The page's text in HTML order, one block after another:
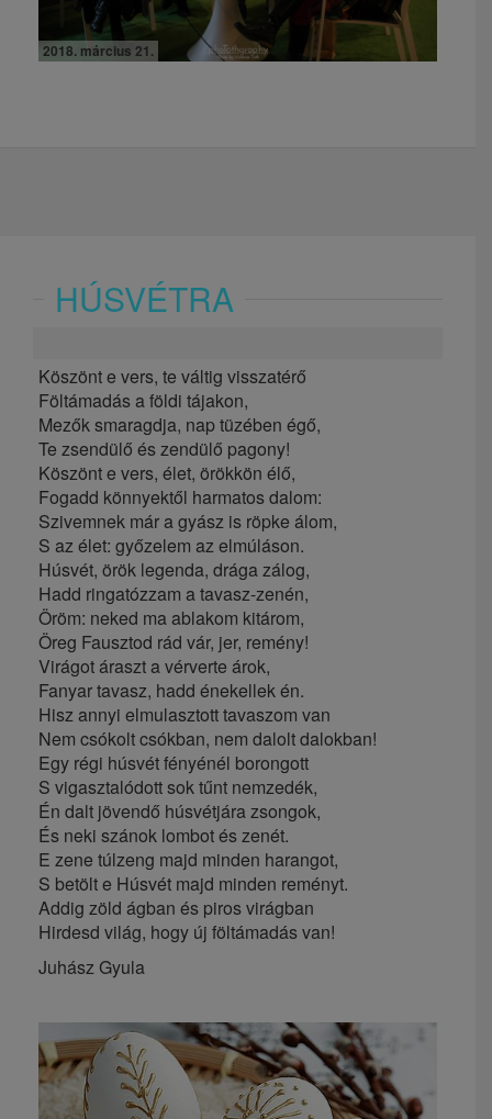
2018. március 21.
HÚSVÉTRA
Köszönt e vers, te váltig visszatérő
Föltámadás a földi tájakon,
Mezők smaragdja, nap tüzében égő,
Te zsendülő és zendülő pagony!
Köszönt e vers, élet, örökkön élő,
Fogadd könnyektől harmatos dalom:
Szivemnek már a gyász is röpke álom,
S az élet: győzelem az elmúláson.
Húsvét, örök legenda, drága zálog,
Hadd ringatózzam a tavasz-zenén,
Öröm: neked ma ablakom kitárom,
Öreg Fausztod rád vár, jer, remény!
Virágot áraszt a vérverte árok,
Fanyar tavasz, hadd énekellek én.
Hisz annyi elmulasztott tavaszom van
Nem csókolt csókban, nem dalolt dalokban!
Egy régi húsvét fényénél borongott
S vigasztalódott sok tűnt nemzedék,
Én dalt jövendő húsvétjára zsongok,
És neki szánok lombot és zenét.
E zene túlzeng majd minden harangot,
S betölt e Húsvét majd minden reményt.
Addig zöld ágban és piros virágban
Hirdesd világ, hogy új föltámadás van!
Juhász Gyula